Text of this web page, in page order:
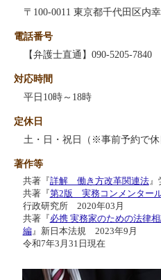
〒100-0011 東京都千代田区内
電話番号
【弁護士直通】090-5205-7840
対応時間
平日10時～18時
定休日
土・日・祝日（※事前予約で休
著作等
共著『 詳解 働き方改革関連法』
共著『 第2版 実務コンメンター
行政研究所 2020年03月
共著『 必携 実務家のための法律
編』新日本法規 2023年9月
令和7年3月31日現在